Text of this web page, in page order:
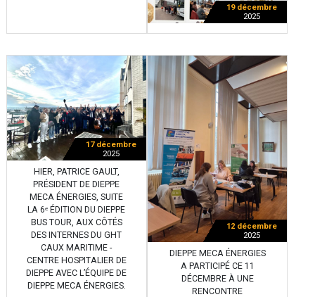
19 décembre
2025
17 décembre
2025
HIER, PATRICE GAULT,
PRÉSIDENT DE DIEPPE
MECA ÉNERGIES, SUITE
LA 6ᵉ ÉDITION DU DIEPPE
BUS TOUR, AUX CÔTÉS
DES INTERNES DU GHT
CAUX MARITIME -
CENTRE HOSPITALIER DE
DIEPPE AVEC L’ÉQUIPE DE
DIEPPE MECA ÉNERGIES.
12 décembre
2025
DIEPPE MECA ÉNERGIES
A PARTICIPÉ CE 11
DÉCEMBRE À UNE
RENCONTRE